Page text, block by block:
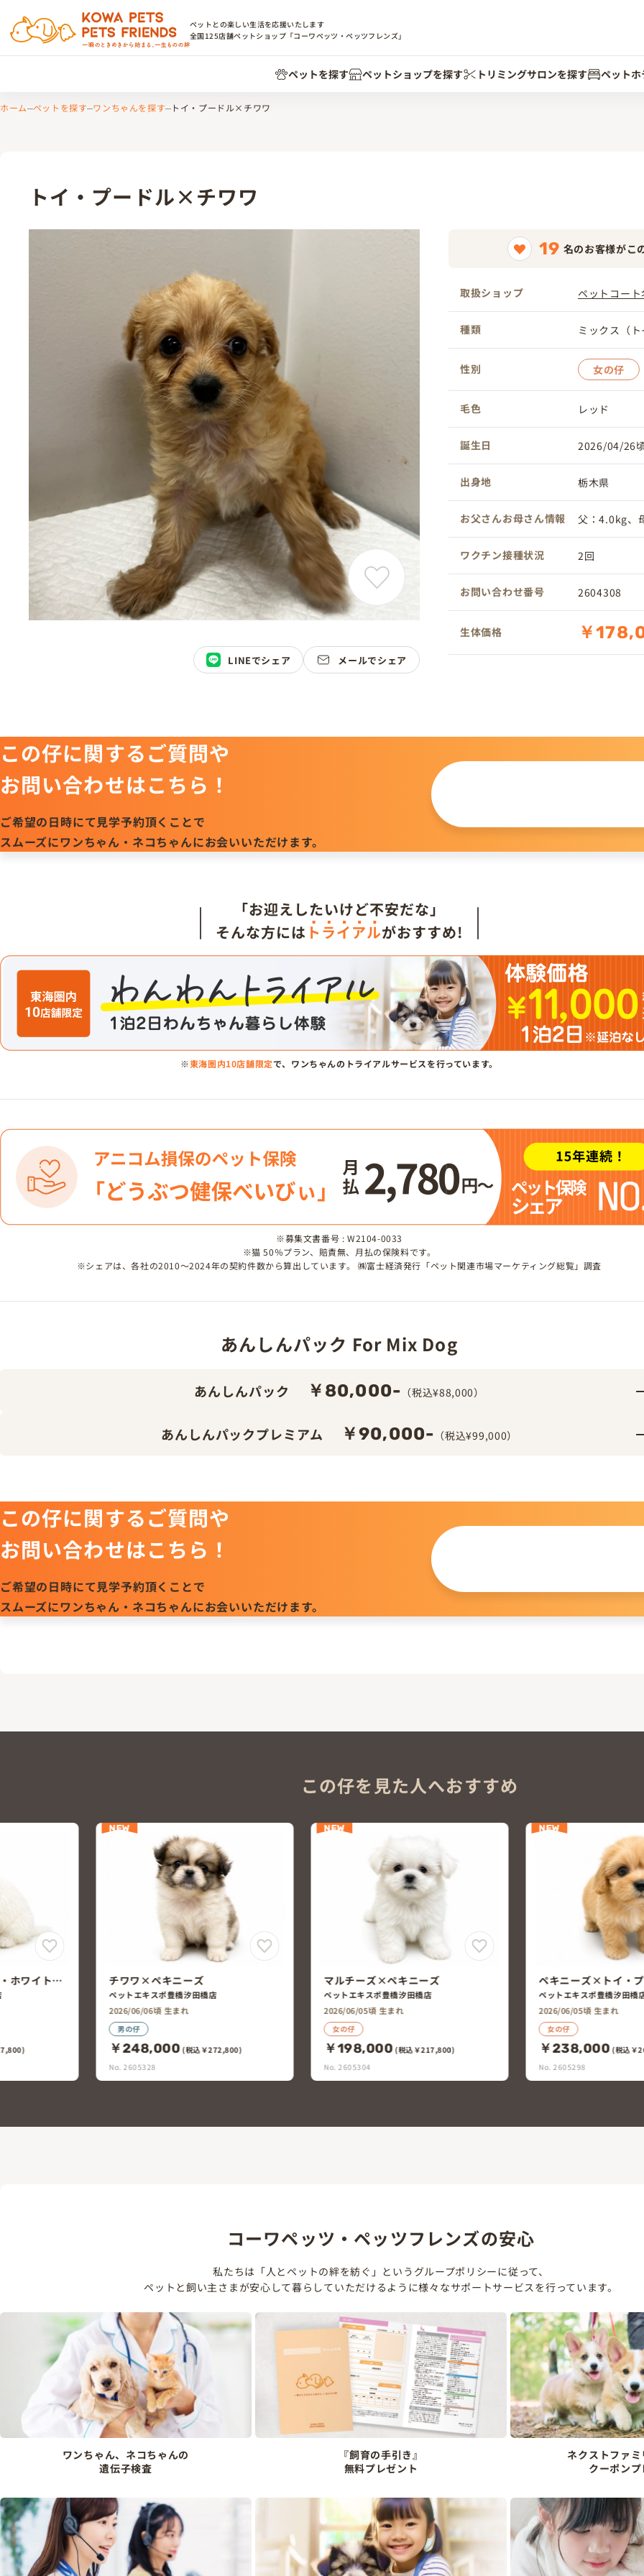
ペットとの楽しい生活を応援いたします
全国125店舗ペットショップ「コーワペッツ・ペッツフレンズ」
ペットを探す ペットショップを探す トリミングサロンを探す ペット
ホーム ペットを探す ワンちゃんを探す トイ・プードル×チワワ
トイ・プードル×チワワ
19 名のお客様がこ
取扱ショップ ペットコー
種類 ミックス（
性別 女の仔
毛色 レッド
誕生日 2026/04/26
出身地 栃木県
お父さんお母さん情報 父：4.0kg、
ワクチン接種状況 2回
お問い合わせ番号 2604308
生体価格 ￥
LINEでシェア メールでシェア
この仔に関するご質問や
お問い合わせはこちら！
ご希望の日時にて見学予約頂くことで
スムーズにワンちゃん・ネコちゃんにお会いいただけます。
「お迎えしたいけど不安だな」
そんな方には トライアルがおすすめ!
※東海圏内10店舗限定で、ワンちゃんのトライアルサービスを行っています。
※募集文書番号 : W2104-0033
※猫 50％プラン、賠責無、月払の保険料です。
※シェアは、各社の2010～2024年の契約件数から算出しています。 ㈱富士経済発行「ペット関連市場マーケティング総覧」調査
あんしんパック For Mix Dog
あんしんパック ￥80,000- （税込¥88,000）
あんしんパックプレミアム ￥90,000- （税込¥99,000）
この仔に関するご質問や
お問い合わせはこちら！
ご希望の日時にて見学予約頂くことで
スムーズにワンちゃん・ネコちゃんにお会いいただけます。
この仔を見た人へおすすめ
ズ
橋店
込￥272,800)
マルチーズ×ペキニーズ
ペットエキスポ豊橋汐田橋店
2026/06/05頃 生まれ
女の仔
￥198,000 (税込￥217,800)
No. 2605304
ペキニーズ×トイ・プードル
ペットエキスポ豊橋汐田橋店
2026/06/05頃 生まれ
女の仔
￥238,000 (税込￥261,800)
No. 2605298
トイ・プードル
ゼ
ペットエキスポ豊橋
2026/06/07頃 生まれ
女の仔
￥258,000 (
No. 2605295
コーワペッツ・ペッツフレンズの安心
私たちは「人とペットの絆を紡ぐ」というグループポリシーに従って、
ペットと飼い主さまが安心して暮らしていただけるように様々なサポートサービスを行っています。
ワンちゃん、ネコちゃんの
遺伝子検査
『飼育の手引き』
無料プレゼント
ネクストファ
クーポン